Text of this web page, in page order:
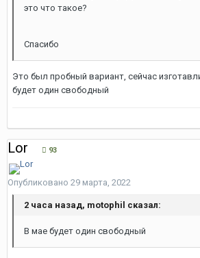
это что такое?
Спасибо
Это был пробный вариант, сейчас
будет один свободный
Lor 93
Опубликовано 29 марта, 2022
2 часа назад, motophil сказал:
В мае будет один свободный